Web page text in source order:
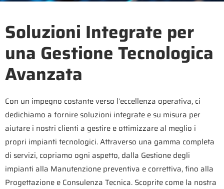
Soluzioni Integrate per
una Gestione Tecnologica
Avanzata
Con un impegno costante verso l’eccellenza operativa, ci
dedichiamo a fornire soluzioni integrate e su misura per
aiutare i nostri clienti a gestire e ottimizzare al meglio i
propri impianti tecnologici. Attraverso una gamma completa
di servizi, copriamo ogni aspetto, dalla Gestione degli
impianti alla Manutenzione preventiva e correttiva, fino alla
Progettazione e Consulenza Tecnica. Scoprite come la nostra